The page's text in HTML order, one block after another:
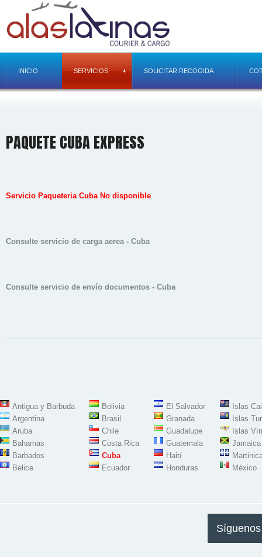
INICIO SERVICIOS SOLICITAR RECOGIDA
PAQUETE CUBA EXPRESS
Servicio Paqueteria Cuba No disponible
Consulte servicio de carga aerea - Cuba
Consulte servicio de envío documentos - Cuba
Antigua y Barbuda
Argentina
Aruba
Bahamas
Barbados
Belice
Bolivia
Brasil
Chile
Costa Rica
Cuba
Ecuador
El Salvador
Granada
Guadalupe
Guatemala
Haití
Honduras
Islas
Islas
Islas
Jamaica
México